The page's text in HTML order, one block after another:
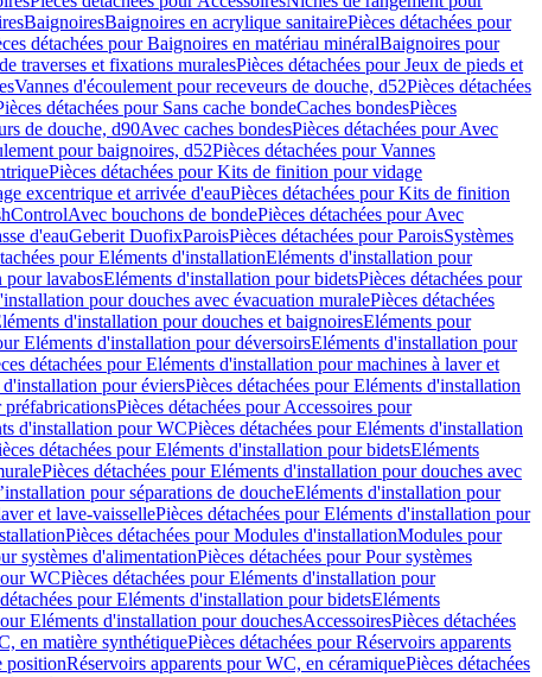
BaignoiresBaignoires en acrylique sanitairePièces détachées pour
détachées pour Baignoires en matériau minéralBaignoires pour
traverses et fixations muralesPièces détachées pour Jeux de pieds et
Vannes d'écoulement pour receveurs de douche, d52Pièces détachées
détachées pour Sans cache bondeCaches bondesPièces
de douche, d90Avec caches bondesPièces détachées pour Avec
pour baignoires, d52Pièces détachées pour Vannes
Pièces détachées pour Kits de finition pour vidage
excentrique et arrivée d'eauPièces détachées pour Kits de finition
Avec bouchons de bondePièces détachées pour Avec
d'eauGeberit DuofixParoisPièces détachées pour ParoisSystèmes
pour Eléments d'installationEléments d'installation pour
pour lavabosEléments d'installation pour bidetsPièces détachées pour
pour douches avec évacuation muralePièces détachées
d'installation pour douches et baignoiresEléments pour
Eléments d'installation pour déversoirsEléments d'installation pour
détachées pour Eléments d'installation pour machines à laver et
d'installation pour éviersPièces détachées pour Eléments d'installation
préfabricationsPièces détachées pour Accessoires pour
d'installation pour WCPièces détachées pour Eléments d'installation
détachées pour Eléments d'installation pour bidetsEléments
Pièces détachées pour Eléments d'installation pour douches avec
pour séparations de doucheEléments d'installation pour
et lave-vaissellePièces détachées pour Eléments d'installation pour
Pièces détachées pour Modules d'installationModules pour
systèmes d'alimentationPièces détachées pour Pour systèmes
WCPièces détachées pour Eléments d'installation pour
pour Eléments d'installation pour bidetsEléments
Eléments d'installation pour douchesAccessoiresPièces détachées
en matière synthétiquePièces détachées pour Réservoirs apparents
positionRéservoirs apparents pour WC, en céramiquePièces détachées